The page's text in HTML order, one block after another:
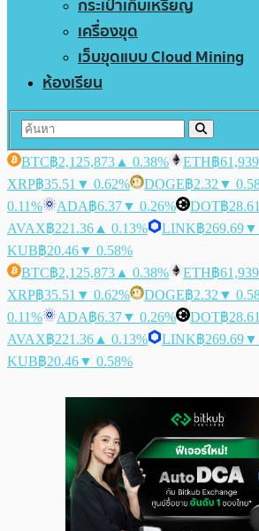
กระเป๋าเก็บเหรียญ
เครื่องขุด
เว็บขุดแบบ Cloud Mining
ห้องเรียน
BTC฿2,125,873 ▲ 0.38% ETH฿
XRP฿35.51 ▼ 0.62% DOGE฿2.32 ▼
0.11%
ADA฿6.37▼ 0.26% DOT฿28.61
AVAX฿221.36 ▲ 0.13% LINK฿269.69▼
KUB฿20.46▼ 0.58%
BTC฿2,125,873 ▲ 0.38% ETH฿
XRP฿35.51 ▼ 0.62% DOGE฿2.32 ▼
0.11%
ADA฿6.37▼ 0.26% DOT฿28.61
AVAX฿221.36 ▲ 0.13% LINK฿269.69▼
KUB฿20.46▼ 0.58%